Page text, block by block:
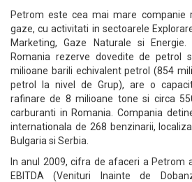
Petrom este cea mai mare companie
gaze, cu activitati in sectoarele
Marketing, Gaze Naturale si
Romania rezerve dovedite de petrol
milioane barili echivalent petrol (854
petrol la nivel de Grup), are o
rafinare de 8 milioane tone si circa
carburanti in Romania. Compania
internationala de 268 benzinarii,
Bulgaria si Serbia.
In anul 2009, cifra de afaceri a Petrom
EBITDA (Venituri Inainte de